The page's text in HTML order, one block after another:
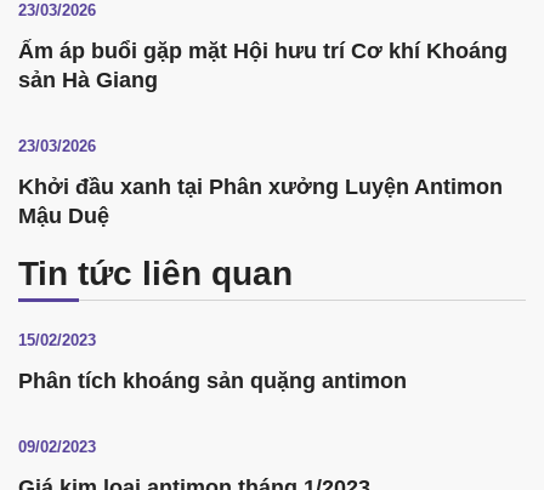
23/03/2026
Ấm áp buổi gặp mặt Hội hưu trí Cơ khí Khoáng
sản Hà Giang
23/03/2026
Khởi đầu xanh tại Phân xưởng Luyện Antimon
Mậu Duệ
Tin tức liên quan
15/02/2023
Phân tích khoáng sản quặng antimon
09/02/2023